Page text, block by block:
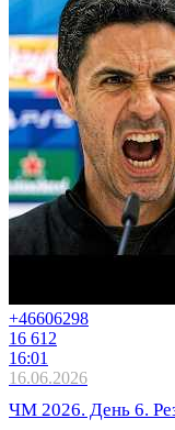
+46606298
16 612
16:01
16.06.2026
ЧМ 2026. День 6.